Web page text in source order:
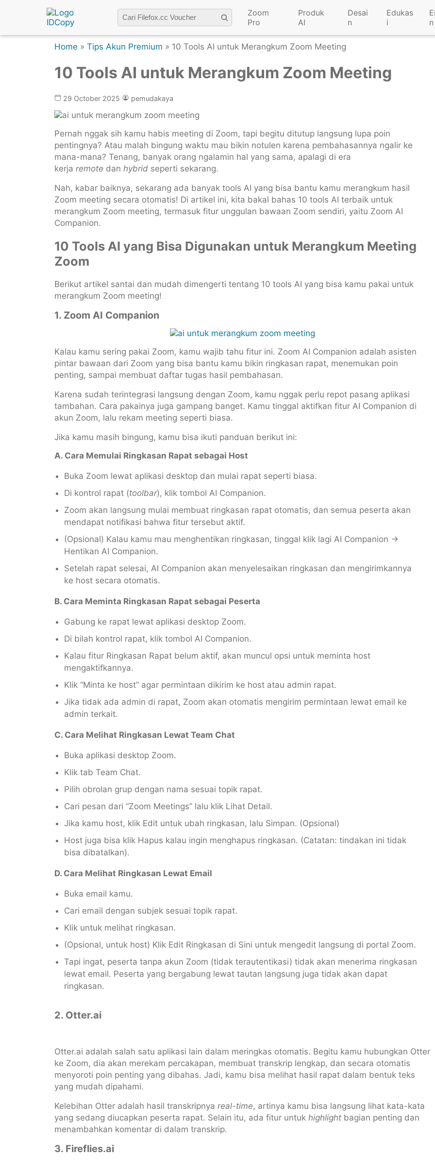
Zoom
Pro
Produk
AI
Desai
n
Edukas
i
n
Home » Tips Akun Premium » 10 Tools AI untuk Merangkum Zoom Meeting
10 Tools AI untuk Merangkum Zoom Meeting
29 October 2025 pemudakaya
Pernah nggak sih kamu habis meeting di Zoom, tapi begitu ditutup langsung lupa poin
pentingnya? Atau malah bingung waktu mau bikin notulen karena pembahasannya ngalir ke
mana-mana? Tenang, banyak orang ngalamin hal yang sama, apalagi di era
kerja remote dan hybrid seperti sekarang.
Nah, kabar baiknya, sekarang ada banyak tools AI yang bisa bantu kamu merangkum hasil
Zoom meeting secara otomatis! Di artikel ini, kita bakal bahas 10 tools AI terbaik untuk
merangkum Zoom meeting, termasuk fitur unggulan bawaan Zoom sendiri, yaitu Zoom AI
Companion.
10 Tools AI yang Bisa Digunakan untuk Merangkum Meeting
Zoom
Berikut artikel santai dan mudah dimengerti tentang 10 tools AI yang bisa kamu pakai untuk
merangkum Zoom meeting!
1. Zoom AI Companion
Kalau kamu sering pakai Zoom, kamu wajib tahu fitur ini. Zoom AI Companion adalah asisten
pintar bawaan dari Zoom yang bisa bantu kamu bikin ringkasan rapat, menemukan poin
penting, sampai membuat daftar tugas hasil pembahasan.
Karena sudah terintegrasi langsung dengan Zoom, kamu nggak perlu repot pasang aplikasi
tambahan. Cara pakainya juga gampang banget. Kamu tinggal aktifkan fitur AI Companion di
akun Zoom, lalu rekam meeting seperti biasa.
Jika kamu masih bingung, kamu bisa ikuti panduan berikut ini:
A. Cara Memulai Ringkasan Rapat sebagai Host
Buka Zoom lewat aplikasi desktop dan mulai rapat seperti biasa.
Di kontrol rapat (toolbar), klik tombol AI Companion.
Zoom akan langsung mulai membuat ringkasan rapat otomatis, dan semua peserta akan
mendapat notifikasi bahwa fitur tersebut aktif.
(Opsional) Kalau kamu mau menghentikan ringkasan, tinggal klik lagi AI Companion →
Hentikan AI Companion.
Setelah rapat selesai, AI Companion akan menyelesaikan ringkasan dan mengirimkannya
ke host secara otomatis.
B. Cara Meminta Ringkasan Rapat sebagai Peserta
Gabung ke rapat lewat aplikasi desktop Zoom.
Di bilah kontrol rapat, klik tombol AI Companion.
Kalau fitur Ringkasan Rapat belum aktif, akan muncul opsi untuk meminta host
mengaktifkannya.
Klik “Minta ke host” agar permintaan dikirim ke host atau admin rapat.
Jika tidak ada admin di rapat, Zoom akan otomatis mengirim permintaan lewat email ke
admin terkait.
C. Cara Melihat Ringkasan Lewat Team Chat
Buka aplikasi desktop Zoom.
Klik tab Team Chat.
Pilih obrolan grup dengan nama sesuai topik rapat.
Cari pesan dari “Zoom Meetings” lalu klik Lihat Detail.
Jika kamu host, klik Edit untuk ubah ringkasan, lalu Simpan. (Opsional)
Host juga bisa klik Hapus kalau ingin menghapus ringkasan. (Catatan: tindakan ini tidak
bisa dibatalkan).
D. Cara Melihat Ringkasan Lewat Email
Buka email kamu.
Cari email dengan subjek sesuai topik rapat.
Klik untuk melihat ringkasan.
(Opsional, untuk host) Klik Edit Ringkasan di Sini untuk mengedit langsung di portal Zoom.
Tapi ingat, peserta tanpa akun Zoom (tidak terautentikasi) tidak akan menerima ringkasan
lewat email. Peserta yang bergabung lewat tautan langsung juga tidak akan dapat
ringkasan.
2. Otter.ai
Otter.ai adalah salah satu aplikasi lain dalam meringkas otomatis. Begitu kamu hubungkan Otter
ke Zoom, dia akan merekam percakapan, membuat transkrip lengkap, dan secara otomatis
menyoroti poin penting yang dibahas. Jadi, kamu bisa melihat hasil rapat dalam bentuk teks
yang mudah dipahami.
Kelebihan Otter adalah hasil transkripnya real-time, artinya kamu bisa langsung lihat kata-kata
yang sedang diucapkan peserta rapat. Selain itu, ada fitur untuk highlight bagian penting dan
menambahkan komentar di dalam transkrip.
3. Fireflies.ai